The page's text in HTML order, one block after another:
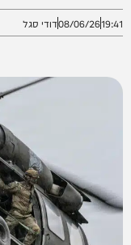
19:41
08/06/26דודי סגל